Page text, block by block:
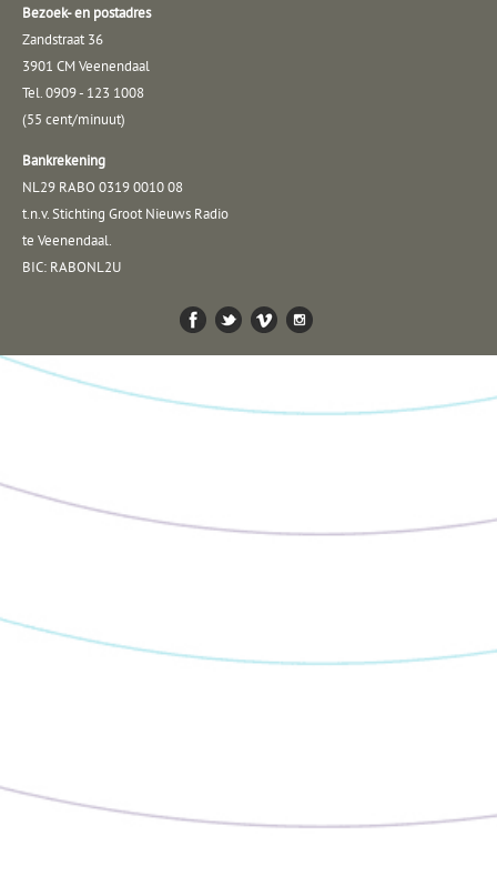
Bezoek- en postadres
Zandstraat 36
3901 CM Veenendaal
Tel. 0909 - 123 1008
(55 cent/minuut)
Bankrekening
NL29 RABO 0319 0010 08
t.n.v. Stichting Groot Nieuws Radio
te Veenendaal.
BIC: RABONL2U